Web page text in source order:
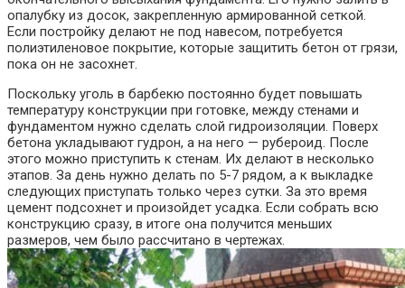
опалубку из досок, закрепленную армированной сеткой.
Если постройку делают не под навесом, потребуется
полиэтиленовое покрытие, которые защитить бетон от грязи,
пока он не засохнет.
Поскольку уголь в барбекю постоянно будет повышать
температуру конструкции при готовке, между стенами и
фундаментом нужно сделать слой гидроизоляции. Поверх
бетона укладывают гудрон, а на него — рубероид. После
этого можно приступить к стенам. Их делают в несколько
этапов. За день нужно делать по 5-7 рядом, а к выкладке
следующих приступать только через сутки. За это время
цемент подсохнет и произойдет усадка. Если собрать всю
конструкцию сразу, в итоге она получится меньших
размеров, чем было рассчитано в чертежах.